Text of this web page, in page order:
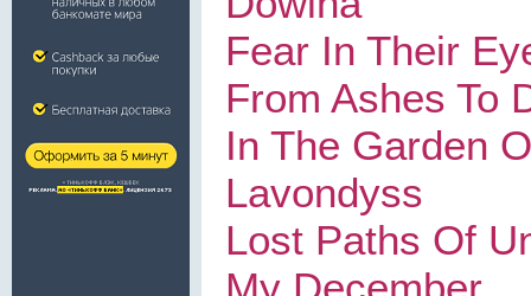
Fear In Their
From Ashes To
In The Garden
Lavondyss
Lost Paths Of